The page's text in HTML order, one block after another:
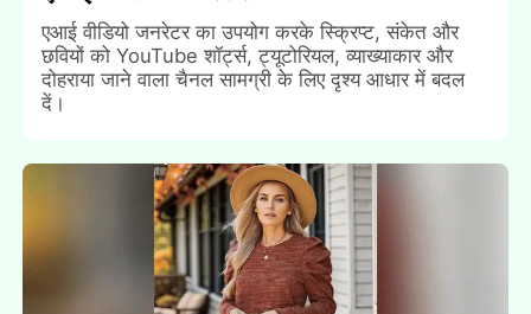
एआई वीडियो जनरेटर का उपयोग करके स्क्रिप्ट, संकेत और
छवियों को YouTube शॉर्ट्स, ट्यूटोरियल, व्याख्याकार और
दोहराया जाने वाला चैनल सामग्री के लिए दृश्य आधार में बदल
दें।